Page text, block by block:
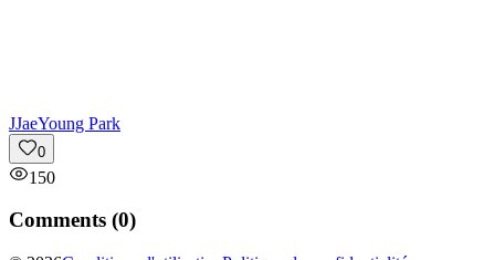
JJaeYoung Park
0
150
Comments (0)